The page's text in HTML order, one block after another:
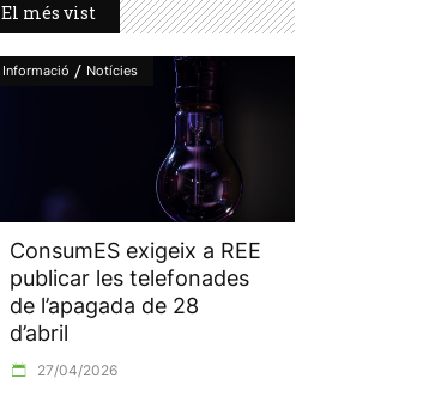
El més vist
Informació / Notícies
ConsumES exigeix a REE
publicar les telefonades
de l’apagada de 28
d’abril
27/04/2026